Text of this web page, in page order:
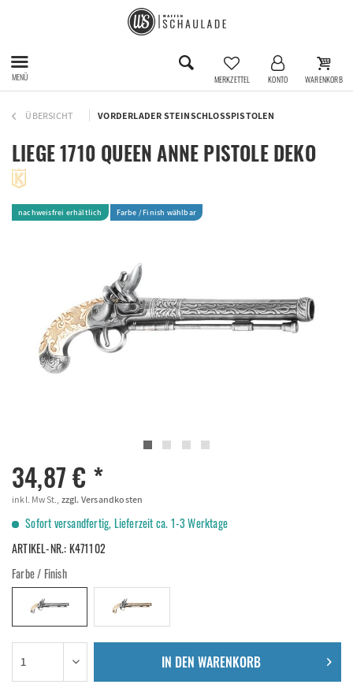
MENÜ MERKZETTEL KONTO WARENKORB
ÜBERSICHT VORDERLADER STEINSCHLOSSPISTOLEN
LIEGE 1710 QUEEN ANNE PISTOLE DEKO
nachweisfrei erhältlich Farbe / Finish wählbar
34,87 € *
inkl. MwSt., zzgl. Versandkosten
Sofort versandfertig, Lieferzeit ca. 1-3 Werktage
ARTIKEL-NR.:K471102
Farbe / Finish
IN DEN WARENKORB